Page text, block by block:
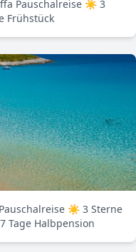
Pauschalreise ☀ 3
Frühstück
☀ 3 Sterne
Tage Halbpension